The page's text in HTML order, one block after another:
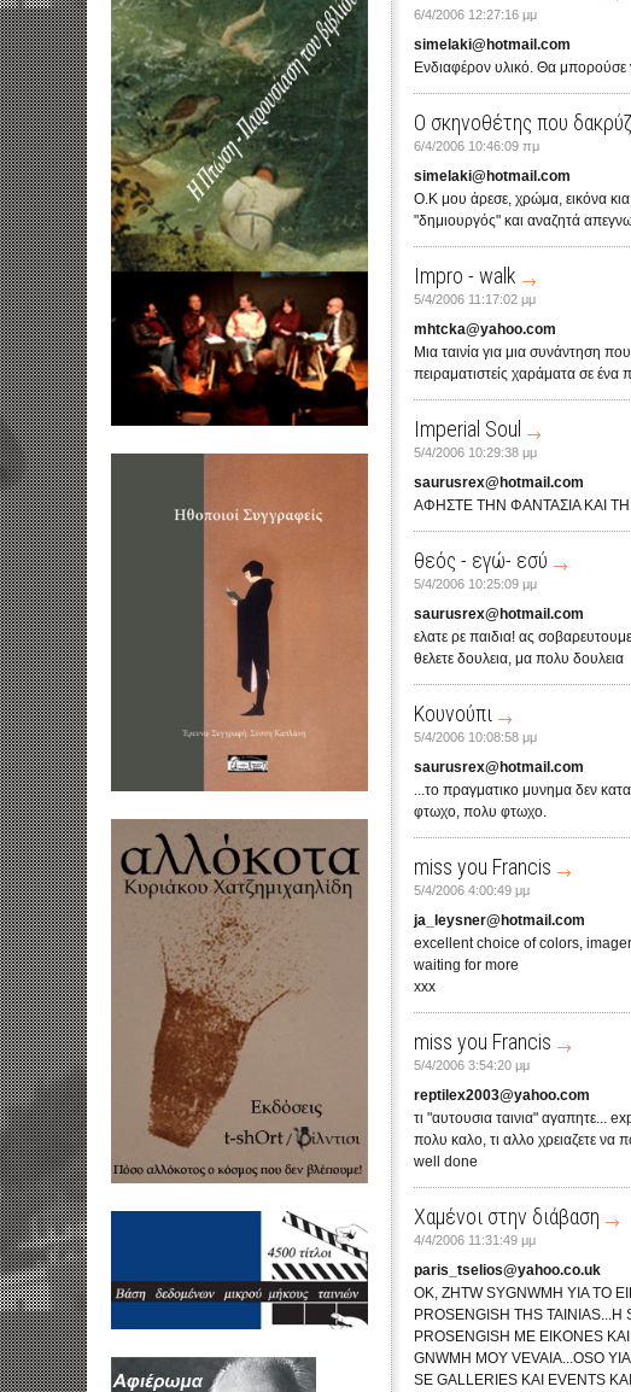
6/4/2006 12:27:16 μμ
simelaki@hotmail.com
Ενδιαφέρον υλικό. Θα μπορούσε
Ο σκηνοθέτης που
6/4/2006 10:46:09 πμ
simelaki@hotmail.com
Ο.Κ μου άρεσε, χρώμα, εικόνα κια
"δημιουργός" και αναζητά
Impro - walk
5/4/2006 11:17:02 μμ
mhtcka@yahoo.com
Μια ταινία για μια συνάντηση
πειραματιστείς χαράματα σε
Imperial Soul
5/4/2006 10:29:38 μμ
saurusrex@hotmail.com
ΑΦΗΣΤΕ ΤΗΝ ΦΑΝΤΑΣΙΑ ΚΑΙ
θεός - εγώ- εσύ
5/4/2006 10:25:09 μμ
saurusrex@hotmail.com
ελατε ρε παιδια! ας
θελετε δουλεια, μα πολυ δουλεια
Κουνούπι
5/4/2006 10:08:58 μμ
saurusrex@hotmail.com
...το πραγματικο μυνημα δεν
φτωχο, πολυ φτωχο.
miss you Francis
5/4/2006 4:00:49 μμ
ja_leysner@hotmail.com
excellent choice of colors,
waiting for more
xxx
miss you Francis
5/4/2006 3:54:20 μμ
reptilex2003@yahoo.com
τι "αυτουσια ταινια" αγαπητε...
πολυ καλο, τι αλλο χρειαζετε
well done
Χαμένοι στην διάβαση
4/4/2006 11:31:49 μμ
paris_tselios@yahoo.co.uk
OK, ZHTW SYGNWMH YIA TO
PROSENGISH THS TAINIAS...H
PROSENGISH ME EIKONES
GNWMH MOY VEVAIA...OSO
SE GALLERIES KAI EVENTS